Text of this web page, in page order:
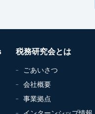
税務研究会とは
ごあいさつ
会社概要
事業拠点